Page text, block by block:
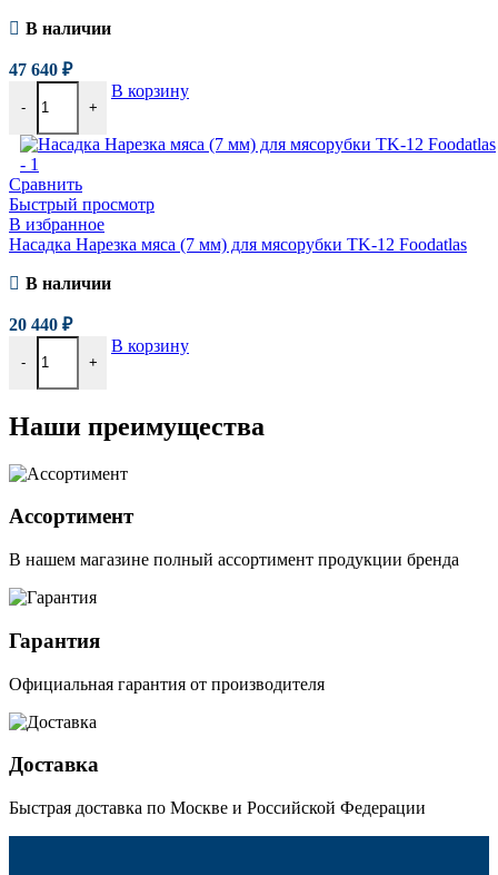
В наличии
47 640 ₽
- +
В корзину
Сравнить
Быстрый просмотр
В избранное
Насадка Нарезка мяса (7 мм) для мясорубки TK-12 Foodatlas
В наличии
20 440 ₽
- +
В корзину
Наши преимущества
Ассортимент
В нашем магазине полный ассортимент продукции бренда
Гарантия
Официальная гарантия от производителя
Доставка
Быстрая доставка по Москве и Российской Федерации